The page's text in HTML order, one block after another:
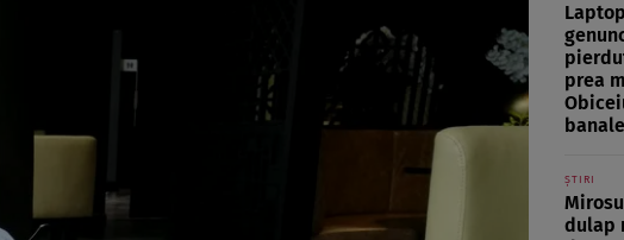
prea
ȘTIRI
dulap